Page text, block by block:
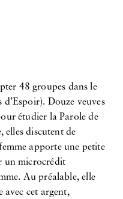
48 groupes dans le
d’Espoir). Douze veuves
étudier la Parole de
elles discutent de
apporte une petite
un microcrédit
Au préalable, elle
avec cet argent,